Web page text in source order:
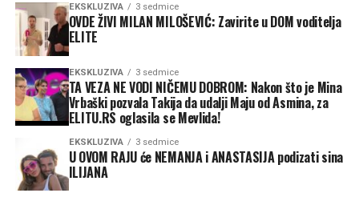
EKSKLUZIVA 3 sedmice
OVDE ŽIVI MILAN MILOŠEVIĆ: Zavirite u DOM voditelja
ELITE
EKSKLUZIVA 3 sedmice
TA VEZA NE VODI NIČEMU DOBROM: Nakon što je Mina
Vrbaški pozvala Takija da udalji Maju od Asmina, za
ELITU.RS oglasila se Mevlida!
EKSKLUZIVA 3 sedmice
U OVOM RAJU će NEMANJA i ANASTASIJA podizati sina
ILIJANA